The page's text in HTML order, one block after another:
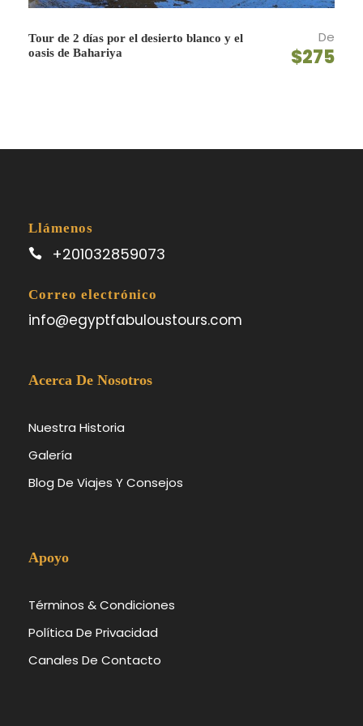
acondicionado.
Tour de 2 días por el desierto blanco y el
oasis de Bahariya
De
$275
Llámenos
+201032859073
Correo electrónico
info@egyptfabuloustours.com
Acerca De Nosotros
Nuestra Historia
Galería
Blog De Viajes Y Consejos
Apoyo
Términos & Condiciones
Política De Privacidad
Canales De Contacto